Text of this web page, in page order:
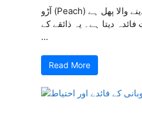
آڑو (Peach) ایک رسیلا اور ٹھنڈک دینے والا پھل ہے
دیتا ہے۔ یہ ذائقے کے
...
Read More